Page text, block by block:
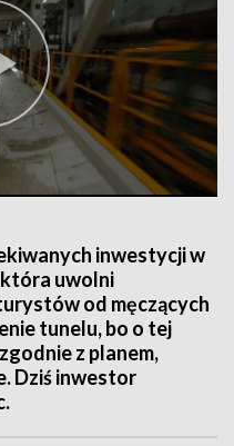
inwestycji w
uwolni
od męczących
tunelu, bo o tej
z planem,
Dziś inwestor